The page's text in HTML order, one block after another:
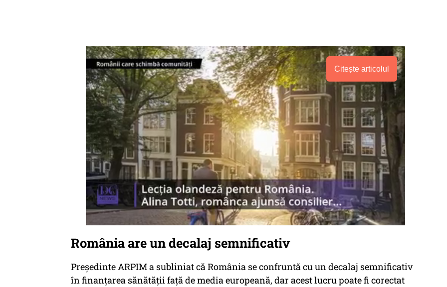
Citește articolul
România are un decalaj semnificativ
Președinte ARPIM a subliniat că România se confruntă cu un decalaj semnificativ
în finanțarea sănătății față de media europeană, dar acest lucru poate fi corectat